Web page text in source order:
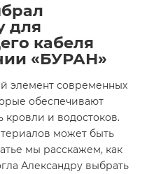
для
кабеля
«БУРАН»
элемент современных
обеспечивают
кровли и водостоков.
может быть
мы расскажем, как
Александру выбрать